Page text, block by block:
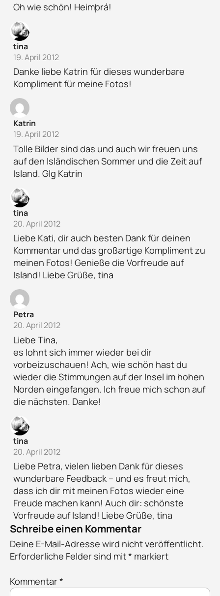
Oh wie schön! Heimþrá!
tina
19. April 2012
Danke liebe Katrin für dieses wunderbare
Kompliment für meine Fotos!
Katrin
19. April 2012
Tolle Bilder sind das und auch wir freuen uns
auf den Isländischen Sommer und die Zeit auf
Island. Glg Katrin
tina
20. April 2012
Liebe Kati, dir auch besten Dank für deinen
Kommentar und das großartige Kompliment zu
meinen Fotos! Genieße die Vorfreude auf
Island! Liebe Grüße, tina
Petra
20. April 2012
Liebe Tina,
es lohnt sich immer wieder bei dir
vorbeizuschauen! Ach, wie schön hast du
wieder die Stimmungen auf der Insel im hohen
Norden eingefangen. Ich freue mich schon auf
die nächsten. Danke!
tina
20. April 2012
Liebe Petra, vielen lieben Dank für dieses
wunderbare Feedback – und es freut mich,
dass ich dir mit meinen Fotos wieder eine
Freude machen kann! Auch dir: schönste
Vorfreude auf Island! Liebe Grüße, tina
Schreibe einen Kommentar
Deine E-Mail-Adresse wird nicht veröffentlicht.
Erforderliche Felder sind mit* markiert
Kommentar *